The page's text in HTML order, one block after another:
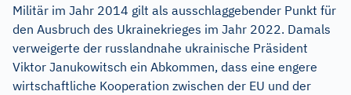
Militär im Jahr 2014 gilt als ausschlaggebender Punkt für
den Ausbruch des Ukrainekrieges im Jahr 2022. Damals
verweigerte der russlandnahe ukrainische Präsident
Viktor Janukowitsch ein Abkommen, dass eine engere
wirtschaftliche Kooperation zwischen der EU und der